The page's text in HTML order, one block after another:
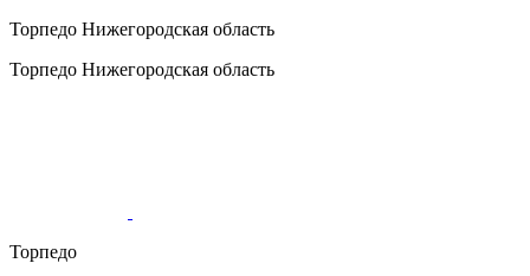
Торпедо Нижегородская область
Торпедо Нижегородская область
Торпедо